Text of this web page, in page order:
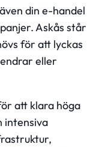
din e-handel
Askås står
för att lyckas
eller
att klara höga
intensiva